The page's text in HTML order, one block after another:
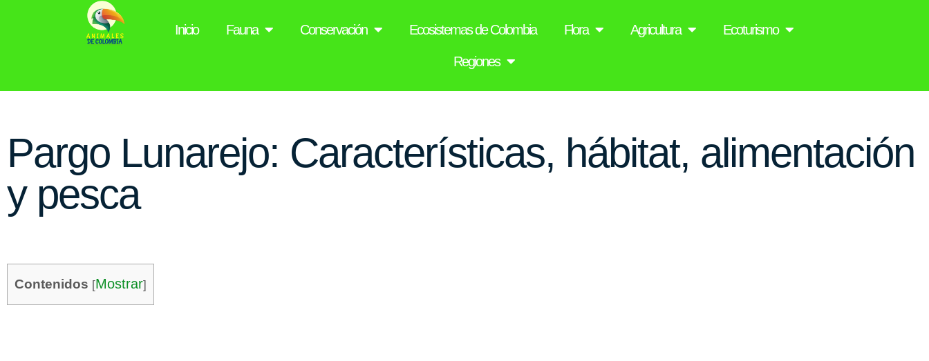
Inicio Fauna Conservación Ecosistemas de Colombia Flora Agricultura Ecoturismo
Regiones
Pargo Lunarejo: Características, hábitat, alimentación
y pesca
Contenidos [Mostrar]